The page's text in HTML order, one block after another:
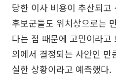
당한 이사 비용이 추산되고
후보군들도 위치상으로는
다는 점 때문에 고민이라고
의에서 결정되는 사안인
실한 상황이라고 예측했다.